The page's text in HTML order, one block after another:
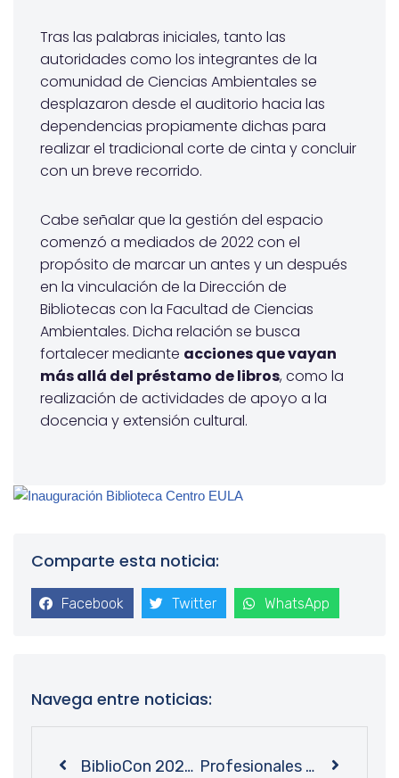
Tras las palabras iniciales, tanto las
autoridades como los integrantes de la
comunidad de Ciencias Ambientales se
desplazaron desde el auditorio hacia las
dependencias propiamente dichas para
realizar el tradicional corte de cinta y concluir
con un breve recorrido.
Cabe señalar que la gestión del espacio
comenzó a mediados de 2022 con el
propósito de marcar un antes y un después
en la vinculación de la Dirección de
Bibliotecas con la Facultad de Ciencias
Ambientales. Dicha relación se busca
fortalecer mediante acciones que vayan
más allá del préstamo de libros, como la
realización de actividades de apoyo a la
docencia y extensión cultural.
Comparte esta noticia:
Facebook Twitter WhatsApp
Navega entre noticias:
BiblioCon 2023 en Bibliotecas UdeC: una oportunidad para conocer el mundo del dibujo Profesionales de la Unidad de Patrimonio Bibliográfico realizan capacitación a equipo de Bibliotecas UdeC